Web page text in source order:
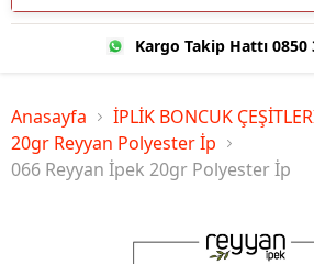
Kargo Takip Hattı 0850
Anasayfa
İPLİK BONCUK
20gr Reyyan Polyester İp
066 Reyyan İpek 20gr Polyester İp